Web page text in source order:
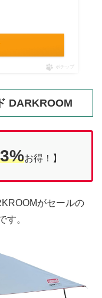
ポチップ
DARKROOM
お得！】
がセールの
す。